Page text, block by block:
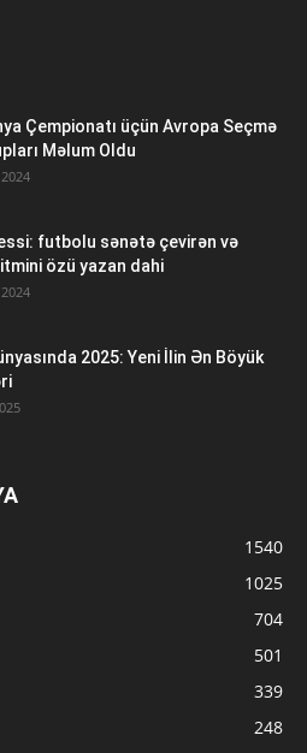
Çempionatı üçün Avropa Seçmə
Məlum Oldu
futbolu sənətə çevirən və
özü yazan dahi
2025: Yeni İlin Ən Böyük
1540
1025
704
501
339
248